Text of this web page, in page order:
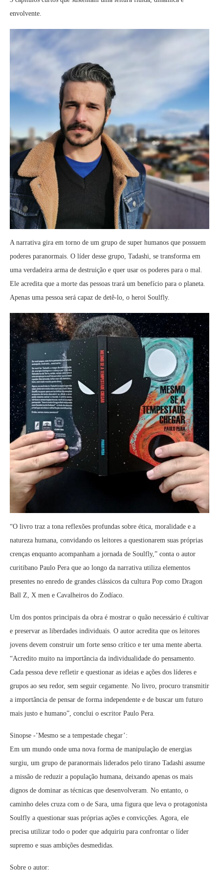
envolvente.
A narrativa gira em torno de um grupo de super humanos que possuem
poderes paranormais. O líder desse grupo, Tadashi, se transforma em
uma verdadeira arma de destruição e quer usar os poderes para o mal.
Ele acredita que a morte das pessoas trará um benefício para o planeta.
Apenas uma pessoa será capaz de detê-lo, o heroi Soulfly.
“O livro traz a tona reflexões profundas sobre ética, moralidade e a
natureza humana, convidando os leitores a questionarem suas próprias
crenças enquanto acompanham a jornada de Soulfly,” conta o autor
curitibano Paulo Pera que ao longo da narrativa utiliza elementos
presentes no enredo de grandes clássicos da cultura Pop como Dragon
Ball Z, X men e Cavalheiros do Zodíaco.
Um dos pontos principais da obra é mostrar o quão necessário é cultivar
e preservar as liberdades individuais. O autor acredita que os leitores
jovens devem construir um forte senso crítico e ter uma mente aberta.
“Acredito muito na importância da individualidade do pensamento.
Cada pessoa deve refletir e questionar as ideias e ações dos líderes e
grupos ao seu redor, sem seguir cegamente. No livro, procuro transmitir
a importância de pensar de forma independente e de buscar um futuro
mais justo e humano”, conclui o escritor Paulo Pera.
Sinopse -’Mesmo se a tempestade chegar’:
Em um mundo onde uma nova forma de manipulação de energias
surgiu, um grupo de paranormais liderados pelo tirano Tadashi assume
a missão de reduzir a população humana, deixando apenas os mais
dignos de dominar as técnicas que desenvolveram. No entanto, o
caminho deles cruza com o de Sara, uma figura que leva o protagonista
Soulfly a questionar suas próprias ações e convicções. Agora, ele
precisa utilizar todo o poder que adquiriu para confrontar o líder
supremo e suas ambições desmedidas.
Sobre o autor: